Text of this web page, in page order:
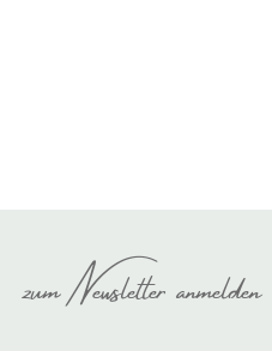
zum Newsletter anmelden